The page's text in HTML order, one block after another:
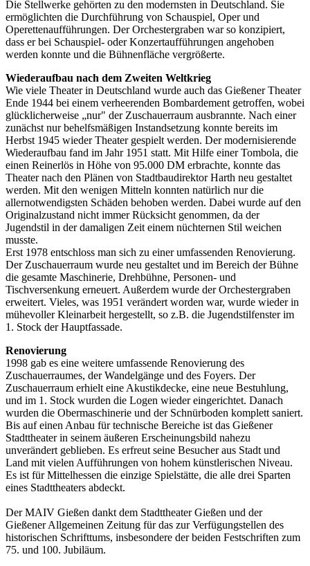
Die Stellwerke gehörten zu den modernsten in Deutschland. Sie
ermöglichten die Durchführung von Schauspiel, Oper und
Operettenaufführungen. Der Orchestergraben war so konzipiert,
dass er bei Schauspiel- oder Konzertaufführungen angehoben
werden konnte und die Bühnenfläche vergrößerte.
Wiederaufbau nach dem Zweiten Weltkrieg
Wie viele Theater in Deutschland wurde auch das Gießener Theater
Ende 1944 bei einem verheerenden Bombardement getroffen, wobei
glücklicherweise „nur" der Zuschauerraum ausbrannte. Nach einer
zunächst nur behelfsmäßigen Instandsetzung konnte bereits im
Herbst 1945 wieder Theater gespielt werden. Der modernisierende
Wiederaufbau fand im Jahr 1951 statt. Mit Hilfe einer Tombola, die
einen Reinerlös in Höhe von 95.000 DM erbrachte, konnte das
Theater nach den Plänen von Stadtbaudirektor Harth neu gestaltet
werden. Mit den wenigen Mitteln konnten natürlich nur die
allernotwendigsten Schäden behoben werden. Dabei wurde auf den
Originalzustand nicht immer Rücksicht genommen, da der
Jugendstil in der damaligen Zeit einem nüchternen Stil weichen
musste.
Erst 1978 entschloss man sich zu einer umfassenden Renovierung.
Der Zuschauerraum wurde neu gestaltet und im Bereich der Bühne
die gesamte Maschinerie, Drehbühne, Personen- und
Tischversenkung erneuert. Außerdem wurde der Orchestergraben
erweitert. Vieles, was 1951 verändert worden war, wurde wieder in
mühevoller Kleinarbeit hergestellt, so z.B. die Jugendstilfenster im
1. Stock der Hauptfassade.
Renovierung
1998 gab es eine weitere umfassende Renovierung des
Zuschauerraumes, der Wandelgänge und des Foyers. Der
Zuschauerraum erhielt eine Akustikdecke, eine neue Bestuhlung,
und im 1. Stock wurden die Logen wieder eingerichtet. Danach
wurden die Obermaschinerie und der Schnürboden komplett saniert.
Bis auf einen Anbau für technische Bereiche ist das Gießener
Stadttheater in seinem äußeren Erscheinungsbild nahezu
unverändert geblieben. Es erfreut seine Besucher aus Stadt und
Land mit vielen Aufführungen von hohem künstlerischen Niveau.
Es ist für Mittelhessen die einzige Spielstätte, die alle drei Sparten
eines Stadttheaters abdeckt.
Der MAIV Gießen dankt dem Stadttheater Gießen und der
Gießener Allgemeinen Zeitung für das zur Verfügungstellen des
historischen Schrifttums, insbesondere der beiden Festschriften zum
75. und 100. Jubiläum.